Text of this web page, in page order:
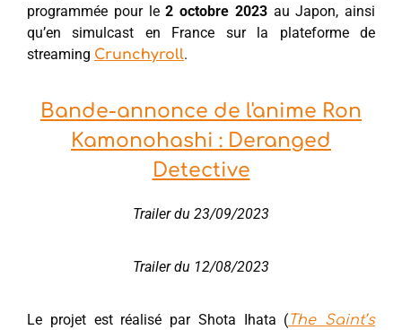
programmée pour le2 octobre 2023au Japon, ainsi
qu’en simulcast en France sur la plateforme de
streaming Crunchyroll.
Bande-annonce de l'anime Ron
Kamonohashi : Deranged
Detective
Trailer du 23/09/2023
Trailer du 12/08/2023
Le projet est réalisé par Shota Ihata (The Saint’s